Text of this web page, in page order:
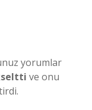
yorumlar
ve onu